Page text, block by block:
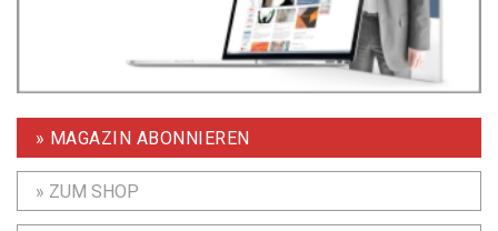
» MAGAZIN ABONNIEREN
» ZUM SHOP